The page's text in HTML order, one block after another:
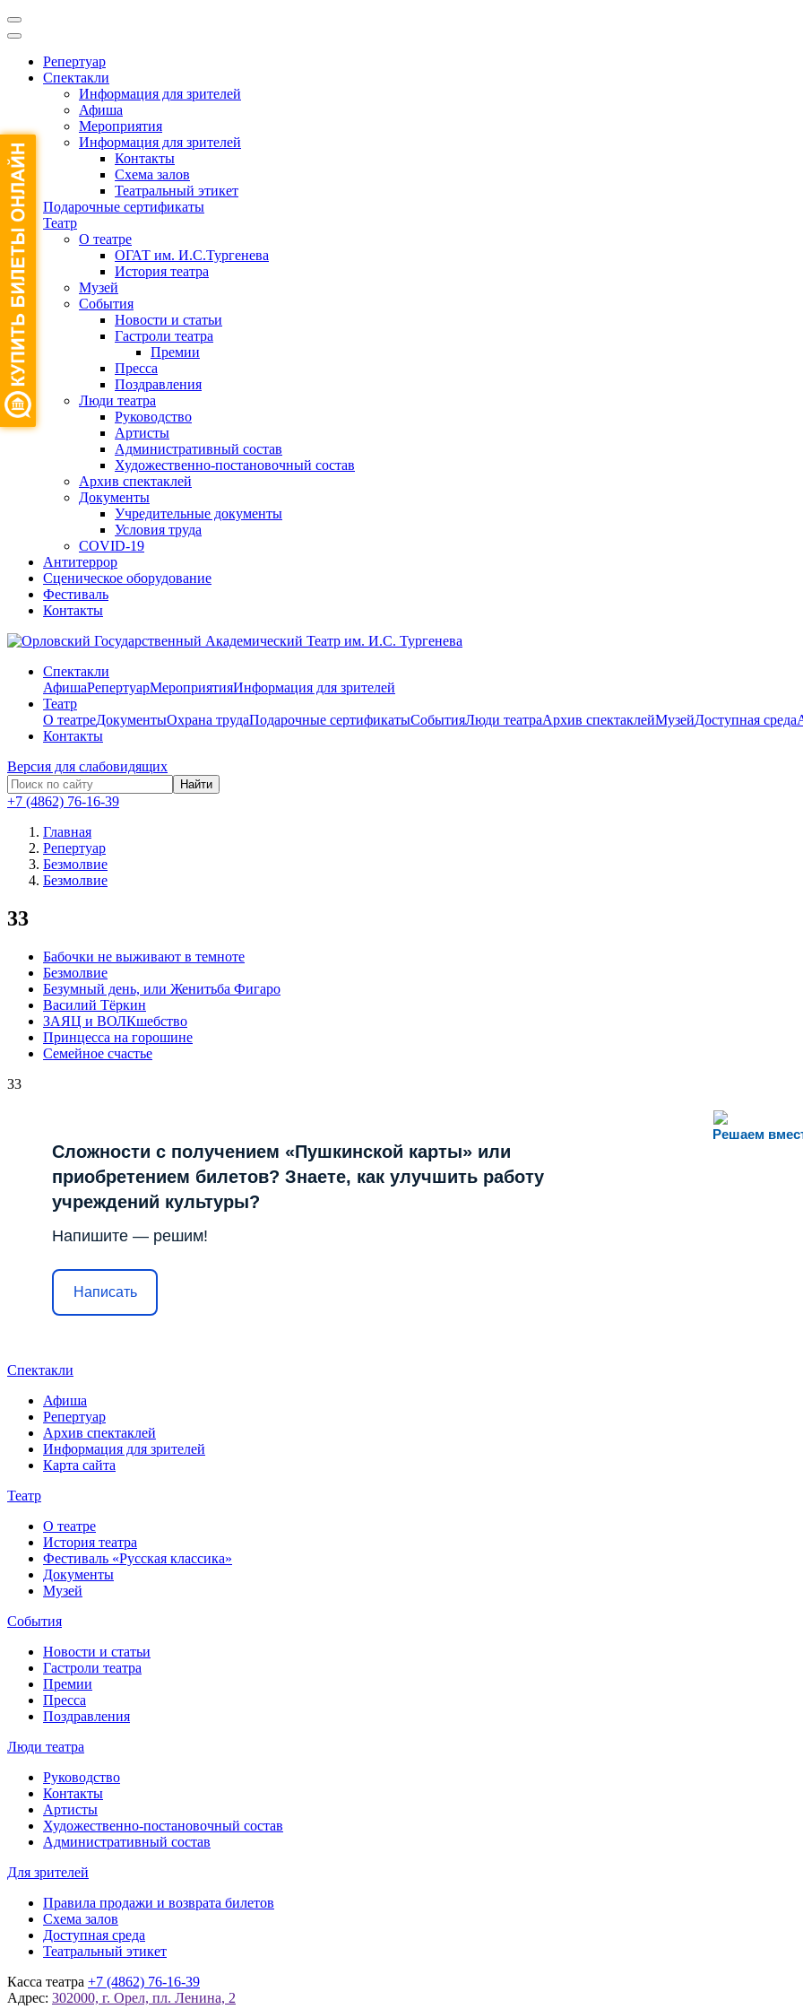
Репертуар
Спектакли
Информация для зрителей
Афиша
Мероприятия
Информация для зрителей
Контакты
Схема залов
Театральный этикет
Подарочные сертификаты
Театр
О театре
ОГАТ им. И.С.Тургенева
История театра
Музей
События
Новости и статьи
Гастроли театра
Премии
Пресса
Поздравления
Люди театра
Руководство
Артисты
Административный состав
Художественно-постановочный состав
Архив спектаклей
Документы
Учредительные документы
Условия труда
COVID-19
Антитеррор
Сценическое оборудование
Фестиваль
Контакты
Спектакли
АфишаРепертуарМероприятияИнформация для зрителей
Театр
О театреДокументыОхрана трудаПодарочные сертификатыСобытияЛюди театраАрхив спектаклейМузейДоступная среда
Контакты
Версия для слабовидящих
Найти
+7 (4862) 76-16-39
Главная
Репертуар
Безмолвие
Безмолвие
33
Бабочки не выживают в темноте
Безмолвие
Безумный день, или Женитьба Фигаро
Василий Тёркин
ЗАЯЦ и ВОЛКшебство
Принцесса на горошине
Семейное счастье
33
Решаем
Сложности с получением «Пушкинской карты» или
приобретением билетов? Знаете, как улучшить работу
учреждений культуры?
Напишите — решим!
Написать
Спектакли
Афиша
Репертуар
Архив спектаклей
Информация для зрителей
Карта сайта
Театр
О театре
История театра
Фестиваль «Русская классика»
Документы
Музей
События
Новости и статьи
Гастроли театра
Премии
Пресса
Поздравления
Люди театра
Руководство
Контакты
Артисты
Художественно-постановочный состав
Административный состав
Для зрителей
Правила продажи и возврата билетов
Схема залов
Доступная среда
Театральный этикет
Касса театра +7 (4862) 76-16-39
Адрес: 302000, г. Орел, пл. Ленина, 2